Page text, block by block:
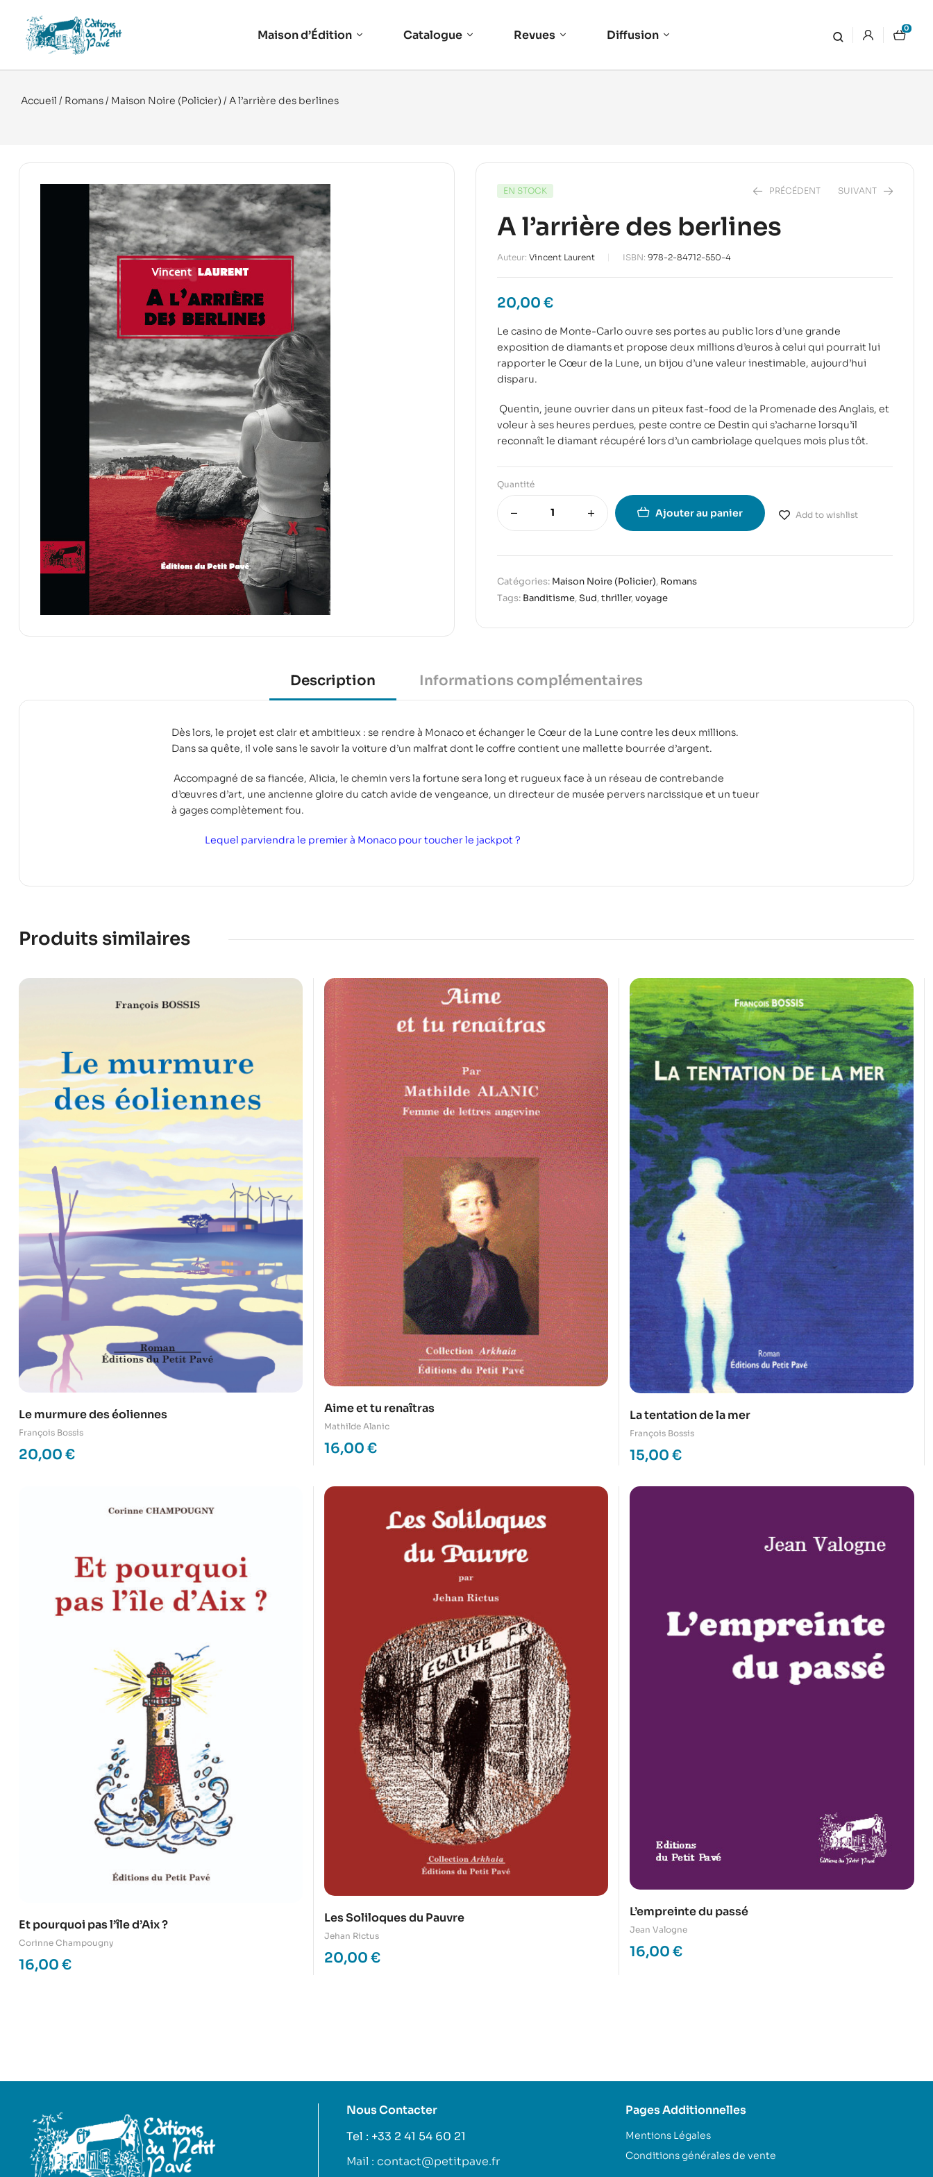
Maison d’Édition Catalogue Revues Diffusion 0
Accueil / Romans/ Maison Noire (Policier) / A l’arrière des berlines
EN STOCK PRÉCÉDENT SUIVANT
A l’arrière des berlines
Auteur: Vincent Laurent ISBN: 978-2-84712-550-4
20,00 €
Le casino de Monte-Carlo ouvre ses portes au public lors d’une grande
exposition de diamants et propose deux millions d’euros à celui qui pourrait lui
rapporter le Cœur de la Lune, un bijou d’une valeur inestimable, aujourd’hui
disparu.
Quentin, jeune ouvrier dans un piteux fast-food de la Promenade des Anglais, et
voleur à ses heures perdues, peste contre ce Destin qui s’acharne lorsqu’il
reconnaît le diamant récupéré lors d’un cambriolage quelques mois plus tôt.
Quantité
Ajouter au panier Add to wishlist
Catégories: Maison Noire (Policier), Romans
Tags: Banditisme,Sud,thriller,voyage
Description Informations complémentaires
Dès lors, le projet est clair et ambitieux : se rendre à Monaco et échanger le Cœur de la Lune contre les deux millions.
Dans sa quête, il vole sans le savoir la voiture d’un malfrat dont le coffre contient une mallette bourrée d’argent.
Accompagné de sa fiancée, Alicia, le chemin vers la fortune sera long et rugueux face à un réseau de contrebande
d’œuvres d’art, une ancienne gloire du catch avide de vengeance, un directeur de musée pervers narcissique et un tueur
à gages complètement fou.
Lequel parviendra le premier à Monaco pour toucher le jackpot ?
Produits similaires
Le murmure des éoliennes
François Bossis
20,00 €
Aime et tu renaîtras
Mathilde Alanic
16,00 €
La tentation de la mer
François Bossis
15,00 €
Et pourquoi pas l’île d’Aix ?
Corinne Champougny
16,00 €
Les Soliloques du Pauvre
Jehan Rictus
20,00 €
L’empreinte du passé
Jean Valogne
16,00 €
Nous Contacter
Tel : +33 2 41 54 60 21
Mail : contact@petitpave.fr
Pages Additionnelles
Mentions Légales
Conditions générales de vente